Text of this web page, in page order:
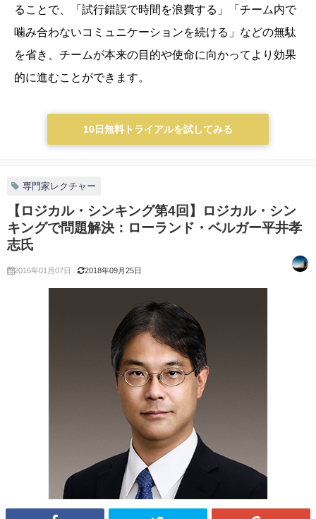
ることで、「試行錯誤で時間を浪費する」「チーム内で
噛み合わないコミュニケーションを続ける」などの無駄
を省き、チームが本来の目的や使命に向かってより効果
的に進むことができます。
10日無料トライアルを試してみる
専門家レクチャー
【ロジカル・シンキング第4回】ロジカル・シン
キングで問題解決：ローランド・ベルガー平井孝
志氏
2016年01月07日 2018年09月25日